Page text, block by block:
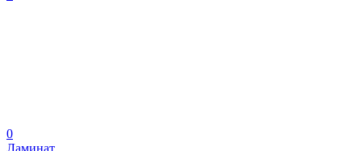
0
Ламинат